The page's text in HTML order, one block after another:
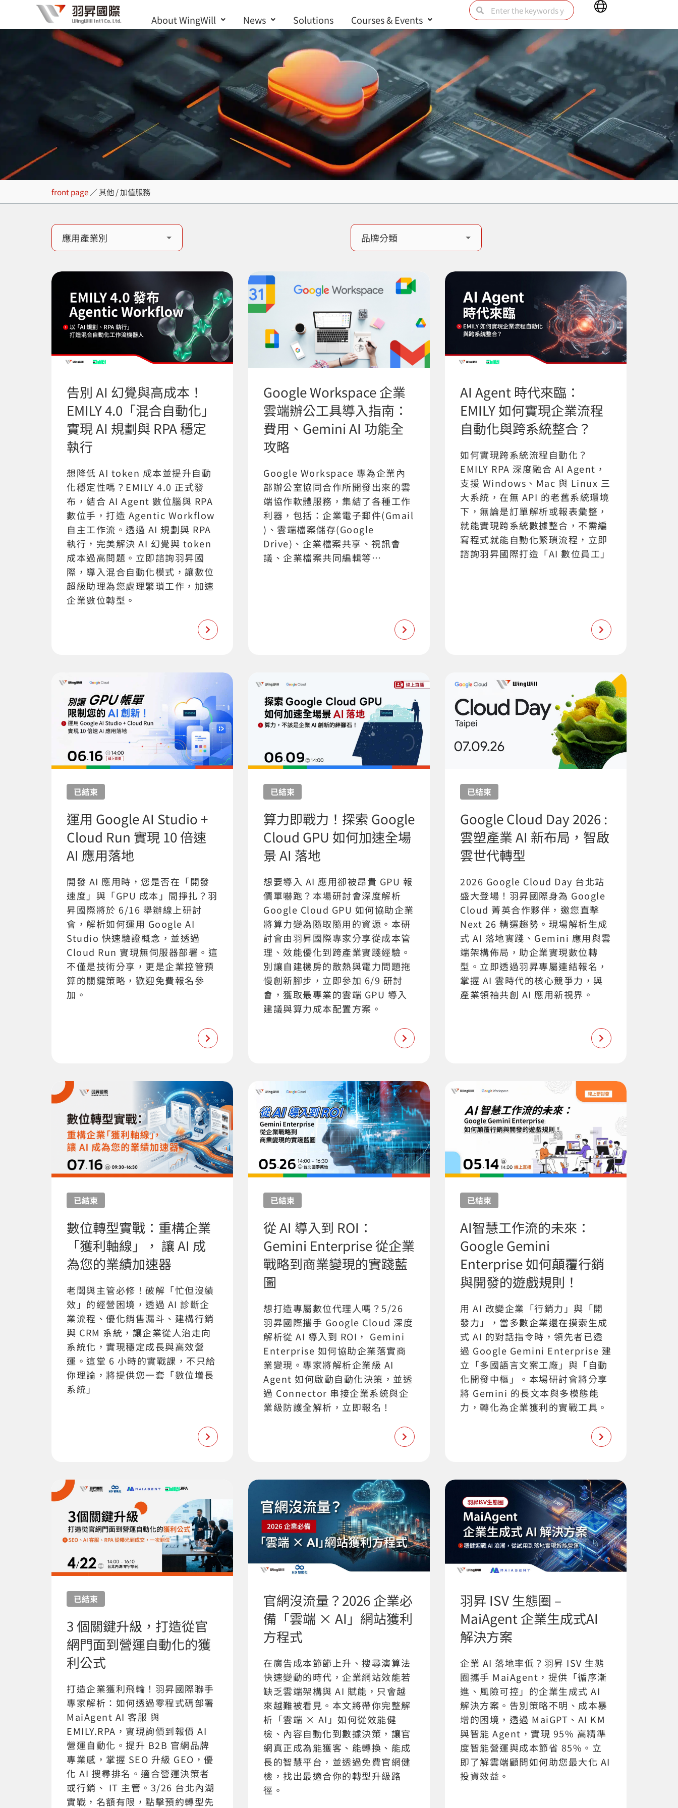
to
About WingWill News Solutions Courses & Events
Contact us
SearchSearch
Main
Menu
其他 / 加值服務
front page ／其他 / 加值服務
告別 AI 幻覺與高成本！
EMILY 4.0「混合自動化」
實現 AI 規劃與 RPA 穩定
執行
想降低 AI token 成本並提升自動
化穩定性嗎？EMILY 4.0 正式發
布，結合 AI Agent 數位腦與 RPA
數位手，打造 Agentic Workflow
自主工作流。透過 AI 規劃與 RPA
執行，完美解決 AI 幻覺與 token
成本過高問題。立即諮詢羽昇國
際，導入混合自動化模式，讓數位
超級助理為您處理繁瑣工作，加速
企業數位轉型。
Google Workspace 企業
雲端辦公工具導入指南：
費用、Gemini AI 功能全
攻略
Google Workspace 專為企業內
部辦公室協同合作所開發出來的雲
端協作軟體服務，集結了各種工作
利器，包括：企業電子郵件(Gmail
)、雲端檔案儲存(Google
Drive)、企業檔案共享、視訊會
議、企業檔案共同編輯等…
AI Agent 時代來臨：
EMILY 如何實現企業流程
自動化與跨系統整合？
如何實現跨系統流程自動化？
EMILY RPA 深度融合 AI Agent，
支援 Windows、Mac 與 Linux 三
大系統，在無 API 的老舊系統環境
下，無論是訂單解析或報表彙整，
就能實現跨系統數據整合，不需編
寫程式就能自動化繁瑣流程，立即
諮詢羽昇國際打造「AI 數位員工」
已結束
運用 Google AI Studio +
Cloud Run 實現 10 倍速
AI 應用落地
開發 AI 應用時，您是否在「開發
速度」與「GPU 成本」間掙扎？羽
昇國際將於 6/16 舉辦線上研討
會，解析如何運用 Google AI
Studio 快速驗證概念，並透過
Cloud Run 實現無伺服器部署。這
不僅是技術分享，更是企業控管預
算的關鍵策略，歡迎免費報名參
加。
已結束
算力即戰力！探索 Google
Cloud GPU 如何加速全場
景 AI 落地
想要導入 AI 應用卻被昂貴 GPU 報
價單嚇跑？本場研討會深度解析
Google Cloud GPU 如何協助企業
將算力變為隨取隨用的資源。本研
討會由羽昇國際專家分享從成本管
理、效能優化到跨產業實踐經驗。
別讓自建機房的散熱與電力問題拖
慢創新腳步，立即參加 6/9 研討
會，獲取最專業的雲端 GPU 導入
建議與算力成本配置方案。
已結束
Google Cloud Day 2026 :
雲塑產業 AI 新布局，智啟
雲世代轉型
2026 Google Cloud Day 台北站
盛大登場！羽昇國際身為 Google
Cloud 菁英合作夥伴，邀您直擊
Next 26 精選趨勢。現場解析生成
式 AI 落地實踐、Gemini 應用與雲
端架構佈局，助企業實現數位轉
型。立即透過羽昇專屬連結報名，
掌握 AI 雲時代的核心競爭力，與
產業領袖共創 AI 應用新視界。
已結束
數位轉型實戰：重構企業
「獲利軸線」， 讓 AI 成
為您的業績加速器
老闆與主管必修！破解「忙但沒績
效」的經營困境，透過 AI 診斷企
業流程、優化銷售漏斗、建構行銷
與 CRM 系統，讓企業從人治走向
系統化，實現穩定成長與高效營
運。這堂 6 小時的實戰課，不只給
你理論，將提供您一套「數位增長
系統」
已結束
從 AI 導入到 ROI：
Gemini Enterprise 從企業
戰略到商業變現的實踐藍
圖
想打造專屬數位代理人嗎？5/26
羽昇國際攜手 Google Cloud 深度
解析從 AI 導入到 ROI， Gemini
Enterprise 如何協助企業落實商
業變現。專家將解析企業級 AI
Agent 如何啟動自動化決策，並透
過 Connector 串接企業系統與企
業級防護全解析，立即報名 !
已結束
AI智慧工作流的未來：
Google Gemini
Enterprise 如何顛覆行銷
與開發的遊戲規則！
用 AI 改變企業「行銷力」與「開
發力」，當多數企業還在摸索生成
式 AI 的對話指令時，領先者已透
過 Google Gemini Enterprise 建
立「多國語言文案工廠」與「自動
化開發中樞」。本場研討會將分享
將 Gemini 的長文本與多模態能
力，轉化為企業獲利的實戰工具。
已結束
3 個關鍵升級，打造從官
網門面到營運自動化的獲
利公式
打造企業獲利飛輪！羽昇國際聯手
專家解析：如何透過零程式碼部署
MaiAgent AI 客服 與
EMILY.RPA，實現詢價到報價 AI
營運自動化。提升 B2B 官網品牌
專業感，掌握 SEO 升級 GEO，優
化 AI 搜尋排名。適合營運決策者
或行銷、 IT 主管。3/26 台北內湖
實戰，名額有限，點擊預約轉型先
官網沒流量？2026 企業必
備「雲端 × AI」網站獲利
方程式
在廣告成本節節上升、搜尋演算法
快速變動的時代，企業網站效能若
缺乏雲端架構與 AI 賦能，只會越
來越難被看見。本文將帶你完整解
析「雲端 × AI」如何從效能健
檢、內容自動化到數據決策，讓官
網真正成為能獲客、能轉換、能成
長的智慧平台，並透過免費官網健
檢，找出最適合你的轉型升級路
徑。
羽昇 ISV 生態圈 –
MaiAgent 企業生成式AI
解決方案
企業 AI 落地率低？羽昇 ISV 生態
圈攜手 MaiAgent，提供「循序漸
進、風險可控」的企業生成式 AI
解決方案。告別策略不明、成本暴
增的困境，透過 MaiGPT、AI KM
與智能 Agent，實現 95% 高精準
度智能營運與成本節省 85%。立
即了解雲端顧問如何助您最大化 AI
投資效益。